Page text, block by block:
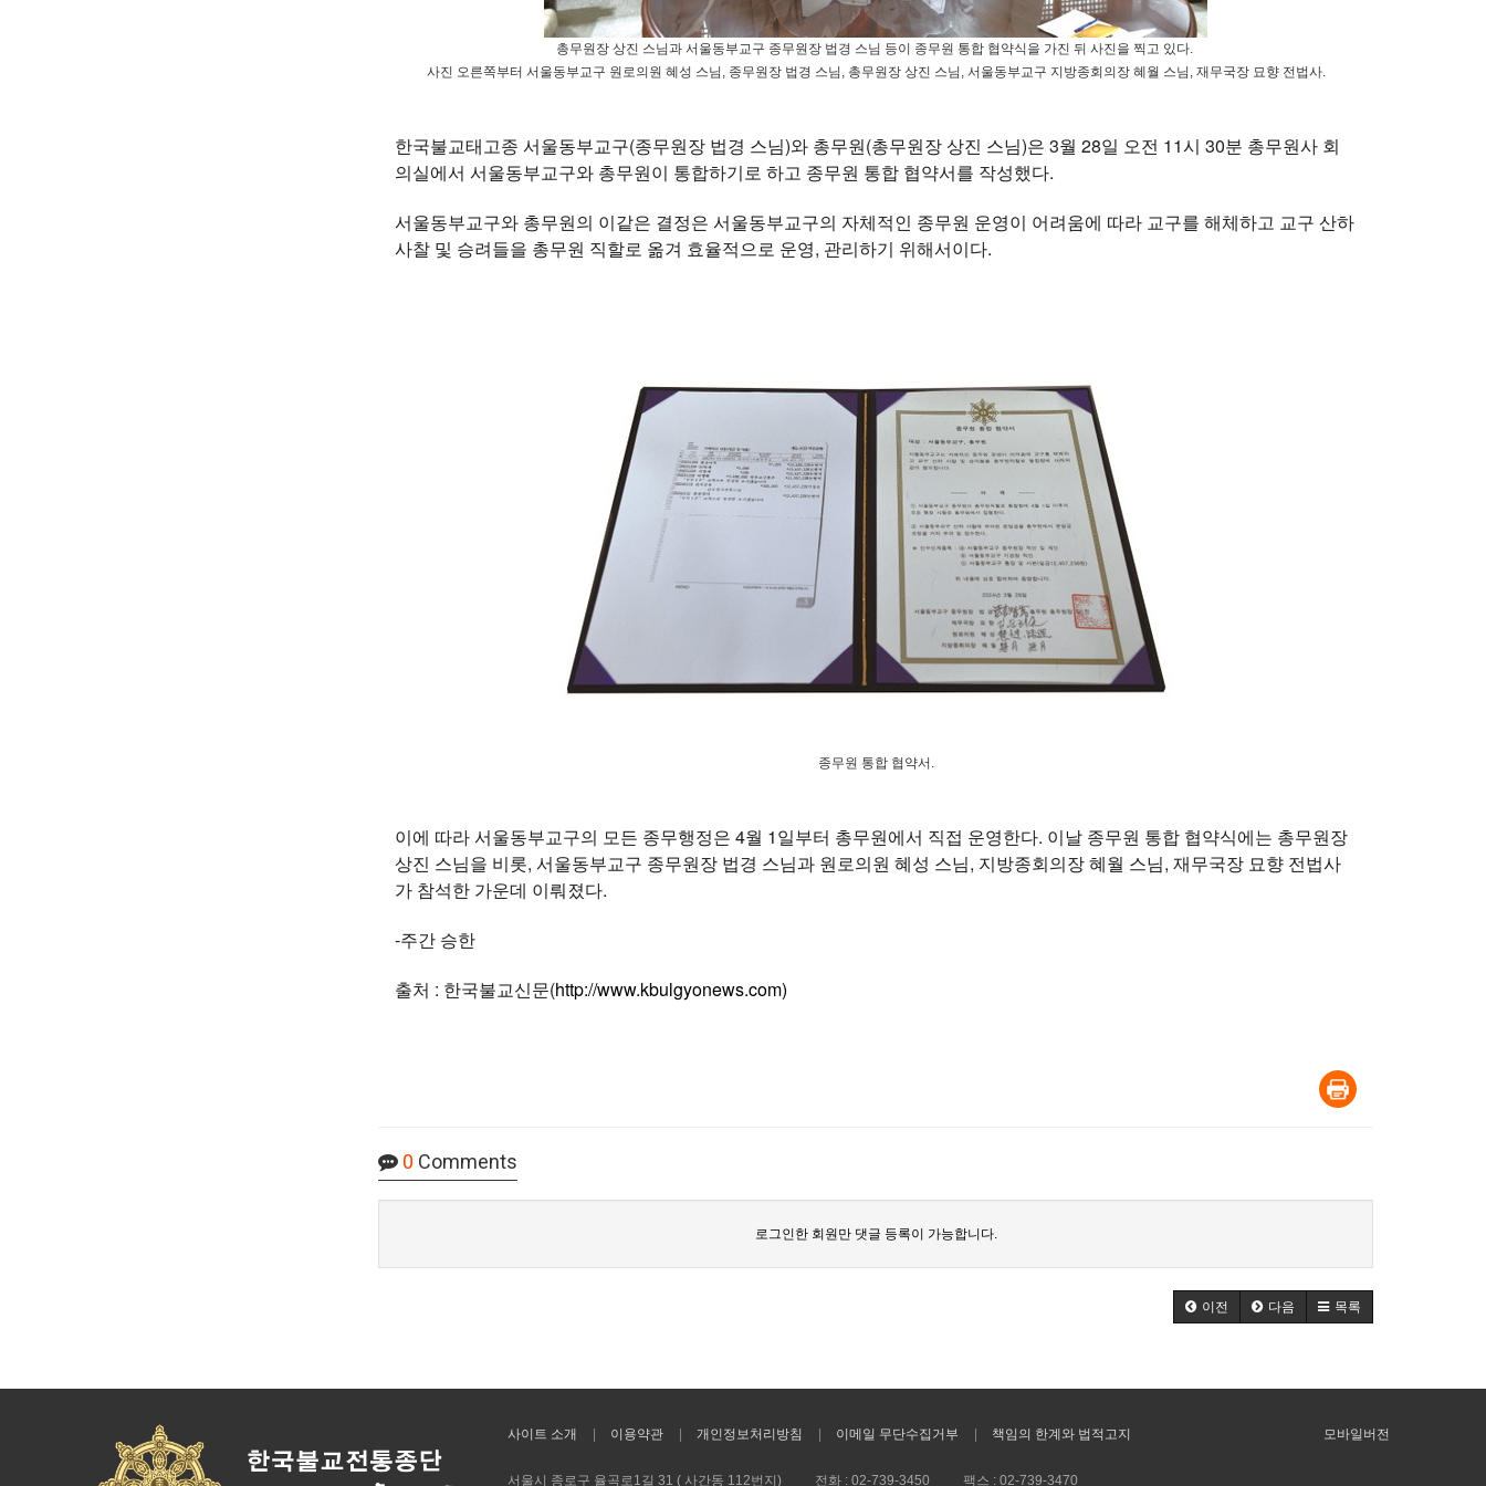
총무원장 상진 스님과 서울동부교구 종무원장 법경 스님 등이 종무원 통합 협약식을 가진 뒤 사진을 찍고 있다.
사진 오른쪽부터 서울동부교구 원로의원 혜성 스님, 종무원장 법경 스님, 총무원장 상진 스님, 서울동부교구 지방종회의장 혜월 스님, 재무국장 묘향 전법사.
한국불교태고종 서울동부교구(종무원장 법경 스님)와 총무원(총무원장 상진 스님)은 3월 28일 오전 11시 30분 총무원사 회
의실에서 서울동부교구와 총무원이 통합하기로 하고 종무원 통합 협약서를 작성했다.
서울동부교구와 총무원의 이같은 결정은 서울동부교구의 자체적인 종무원 운영이 어려움에 따라 교구를 해체하고 교구 산하
사찰 및 승려들을 총무원 직할로 옮겨 효율적으로 운영, 관리하기 위해서이다.
종무원 통합 협약서.
이에 따라 서울동부교구의 모든 종무행정은 4월 1일부터 총무원에서 직접 운영한다. 이날 종무원 통합 협약식에는 총무원장
상진 스님을 비롯, 서울동부교구 종무원장 법경 스님과 원로의원 혜성 스님, 지방종회의장 혜월 스님, 재무국장 묘향 전법사
가 참석한 가운데 이뤄졌다.
-주간 승한
출처 : 한국불교신문(http://www.kbulgyonews.com)
0 Comments
로그인한 회원만 댓글 등록이 가능합니다.
이전 다음 목록
사이트 소개 이용약관 개인정보처리방침 이메일 무단수집거부 책임의 한계와 법적고지 모바일버전
서울시 종로구 율곡로1길 31 ( 사간동 112번지) 전화 :02-739-3450 팩스 :02-739-3470